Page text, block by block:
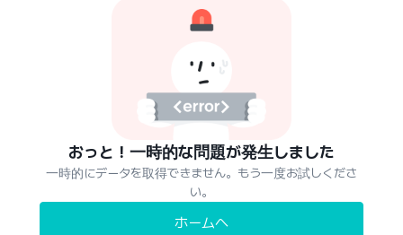
おっと！一時的な問題が発生しました
一時的にデータを取得できません。もう一度お試しくださ
い。
ホームへ